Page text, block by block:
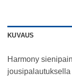
KUVAUS
Harmony